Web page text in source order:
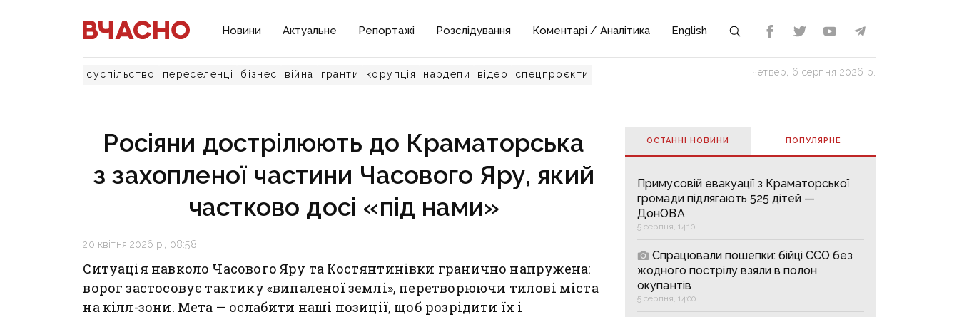
Новини Актуальне Репортажі Розслідування Коментарі / Аналітика English
суспільство переселенці бізнес війна гранти корупція нардепи відео спецпроєкти четвер, 6 серпня 2026 р.
Росіяни дострілюють до Краматорська
з захопленої частини Часового Яру, який
частково досі «під нами»
20 квітня 2026 р., 08:58
Ситуація навколо Часового Яру та Костянтинівки гранично напружена:
ворог застосовує тактику «випаленої землі», перетворюючи тилові міста
на кілл-зони. Мета — ослабити наші позиції, щоб розрідити їх і
ОСТАННІ НОВИНИ ПОПУЛЯРНE
Примусовій евакуації з Краматорської
громади підлягають 525 дітей —
ДонОВА
5 серпня, 14:10
Спрацювали пошепки: бійці ССО без
жодного пострілу взяли в полон
окупантів
5 серпня, 14:00